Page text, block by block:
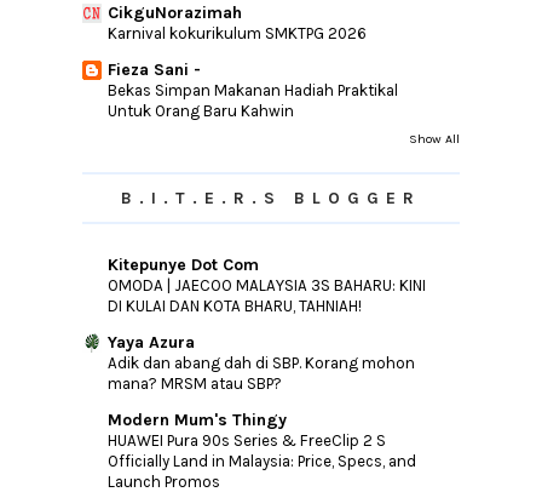
#Cabaran20Hari ~ Kenangan Terawih Di
kurung moden 2015
#Cabaran20hari ~ Amalan Berbalas
#Cabaran20Hari ~ Kuih Kegemaran Di
#Cabaran20Hari ~ Pengalaman Manis Di
#Cabaran20Hari ~ Pengalaman Pahit Di
Bulan Puasa
June
►May(37)
►March (26)
►February(16)
CikguNorazimah
Karnival kokurikulum SMKTPG 2026
Fieza Sani -
Bekas Simpan Makanan Hadiah Praktikal
Untuk Orang Baru Kahwin
Show All
B.I.T.E.R.S BLOGGER
Kitepunye Dot Com
OMODA | JAECOO MALAYSIA 3S BAHARU: KINI
DI KULAI DAN KOTA BHARU, TAHNIAH!
Yaya Azura
Adik dan abang dah di SBP. Korang mohon
mana? MRSM atau SBP?
Modern Mum's Thingy
HUAWEI Pura 90s Series & FreeClip 2 S
Officially Land in Malaysia: Price, Specs, and
Launch Promos